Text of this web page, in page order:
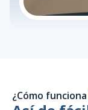
¿Cómo funciona